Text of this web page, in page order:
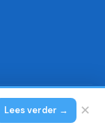
rechten voorbehouden.
Lees verder → ✕